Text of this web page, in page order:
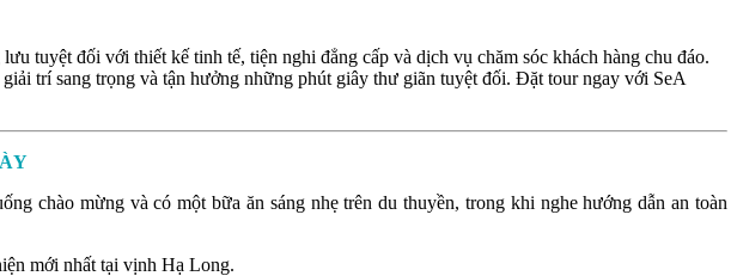
tuyệt đối với thiết kế tinh tế, tiện nghi đẳng cấp và dịch vụ chăm sóc khách hàng chu đáo.
trí sang trọng và tận hưởng những phút giây thư giãn tuyệt đối. Đặt tour ngay với SeA
chào mừng và có một bữa ăn sáng nhẹ trên du thuyền, trong khi nghe hướng dẫn an toàn
mới nhất tại vịnh Hạ Long.